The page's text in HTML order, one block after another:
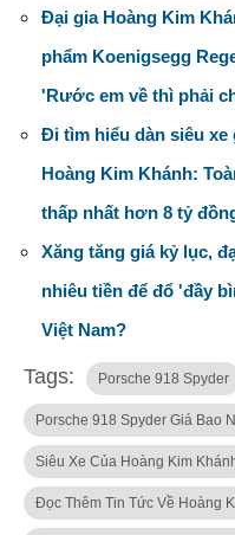
Đại gia Hoàng Kim
phẩm Koenigsegg
'Rước em về thì phải
Đi tìm hiểu dàn siêu xe
Hoàng Kim Khánh:
thấp nhất hơn 8 tỷ
Xăng tăng giá kỷ lục,
nhiêu tiền để đổ 'đầy
Việt Nam?
Tags: Porsche 918 Spyder
Porsche 918 Spyder Giá Bao
Siêu Xe Của Hoàng Kim
Đọc Thêm Tin Tức Về Hoàng